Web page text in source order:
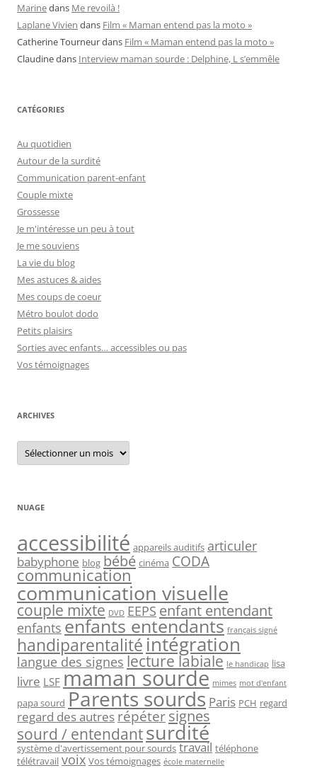
Marinedans Me revoilà !
Laplane Vivien dans Film « Maman entend pas la moto »
Catherine Tourneurdans Film « Maman entend pas la moto »
Claudinedans Interview maman sourde : Delphine, L s’emmêle
CATÉGORIES
Au quotidien
Autour de la surdité
Communication parent-enfant
Couple mixte
Grossesse
Je m'intéresse un peu à tout
Je me souviens
La vie du blog
Mes astuces & aides
Mes coups de coeur
Métro boulot dodo
Petits plaisirs
Sorties avec enfants… accessibles ou pas
Vos témoignages
ARCHIVES
Archives
NUAGE
accessibilité appareils auditifs articuler
babyphone blog bébé cinéma CODA
communication
communication visuelle
couple mixte DVD EEPS enfant entendant
enfants enfants entendants français signé
handiparentalitéintégration
langue des signes lecture labiale le handicap lisa
livre LSF maman sourde mimes mot d'enfant
papa sourd Parents sourds Paris PCH regard
regard des autresrépétersignes
sourd / entendantsurdité
système d'avertissement pour sourds travail téléphone
télétravail voix Vos témoignages école maternelle